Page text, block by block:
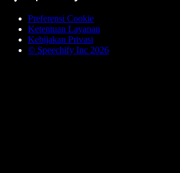
Preferensi Cookie
Ketentuan Layanan
Kebijakan Privasi
© Speechify Inc 2026